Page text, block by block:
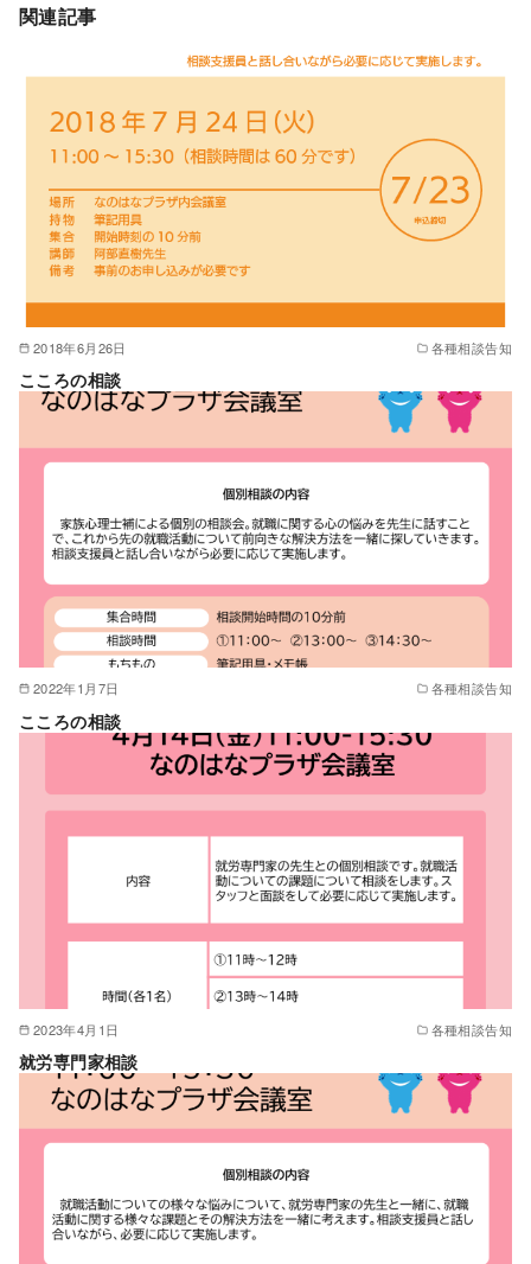
関連記事
2018年6月26日 各種相談告知
こころの相談
2022年1月7日 各種相談告知
こころの相談
2023年4月1日 各種相談告知
就労専門家相談